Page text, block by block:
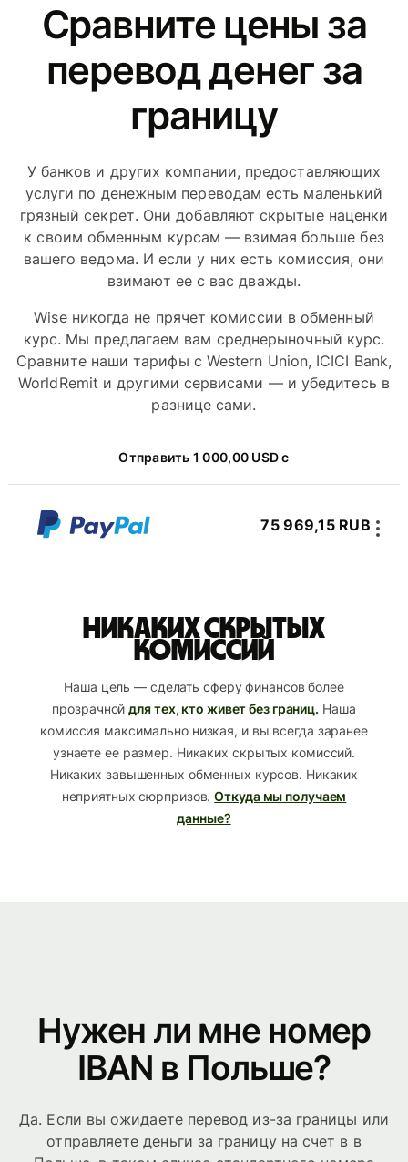
Сравните цены за
перевод денег за
границу
У банков и других компании, предоставляющих
услуги по денежным переводам есть маленький
грязный секрет. Они добавляют скрытые наценки
к своим обменным курсам — взимая больше без
вашего ведома. И если у них есть комиссия, они
взимают ее с вас дважды.
Wise никогда не прячет комиссии в обменный
курс. Мы предлагаем вам среднерыночный курс.
Сравните наши тарифы с Western Union, ICICI Bank,
WorldRemit и другими сервисами — и убедитесь в
разнице сами.
Отправить 1 000,00 USD с
75 969,15 RUB
Никаких скрытых
комиссий
Наша цель — сделать сферу финансов более
прозрачной для тех, кто живет без границ. Наша
комиссия максимально низкая, и вы всегда заранее
узнаете ее размер. Никаких скрытых комиссий.
Никаких завышенных обменных курсов. Никаких
неприятных сюрпризов. Откуда мы получаем
данные?
Нужен ли мне номер
IBAN в Польше?
Да. Если вы ожидаете перевод из-за границы или
отправляете деньги за границу на счет в в